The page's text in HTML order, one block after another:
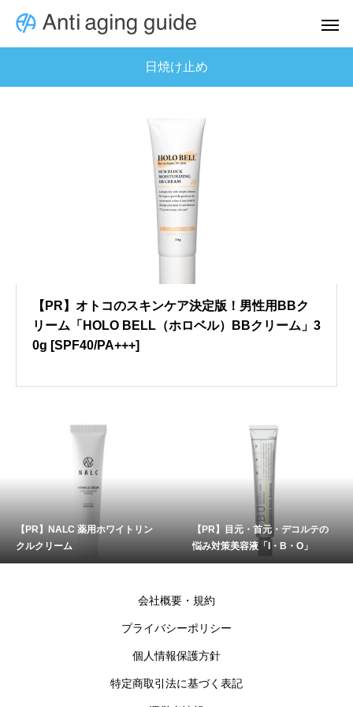
日焼け止め
【PR】オトコのスキンケア決定版！男性用BBク
リーム「HOLO BELL（ホロベル）BBクリーム」3
0g [SPF40/PA+++]
【PR】NALC 薬用ホワイトリン
クルクリーム
【PR】目元・首元・デコルテの
悩み対策美容液「I・B・O」
会社概要・規約
プライバシーポリシー
個人情報保護方針
特定商取引法に基づく表記